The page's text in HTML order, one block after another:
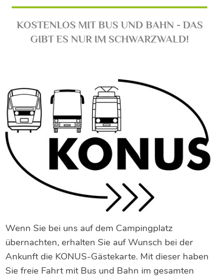
KOSTENLOS MIT BUS UND BAHN - DAS
GIBT ES NUR IM SCHWARZWALD!
Wenn Sie bei uns auf dem Campingplatz
übernachten, erhalten Sie auf Wunsch bei der
Ankunft die KONUS-Gästekarte. Mit dieser haben
Sie freie Fahrt mit Bus und Bahn im gesamten